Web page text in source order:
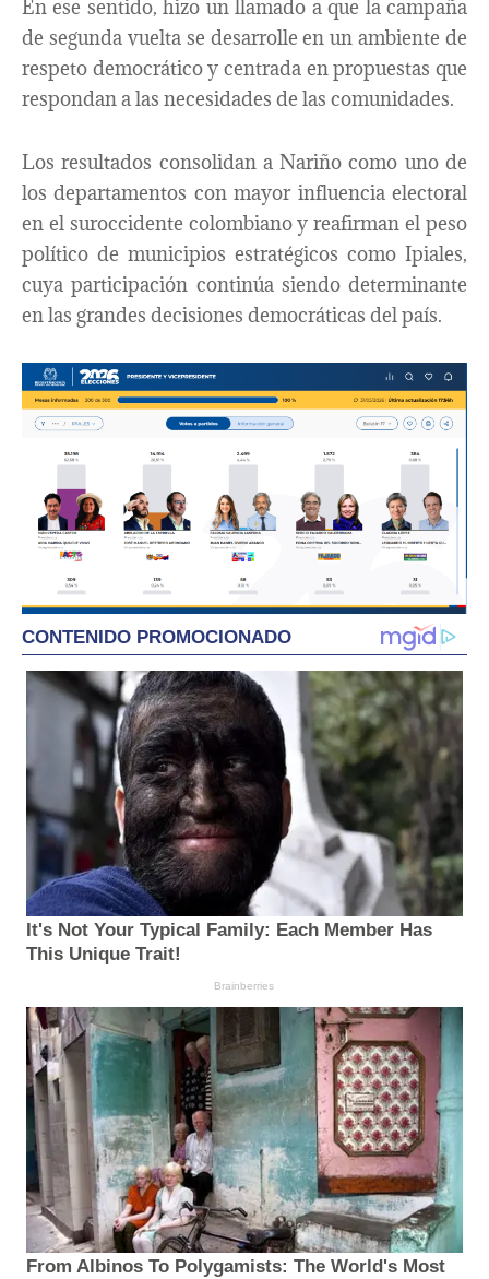
En ese sentido, hizo un llamado a que la campaña
de segunda vuelta se desarrolle en un ambiente de
respeto democrático y centrada en propuestas que
respondan a las necesidades de las comunidades.
Los resultados consolidan a Nariño como uno de
los departamentos con mayor influencia electoral
en el suroccidente colombiano y reafirman el peso
político de municipios estratégicos como Ipiales,
cuya participación continúa siendo determinante
en las grandes decisiones democráticas del país.